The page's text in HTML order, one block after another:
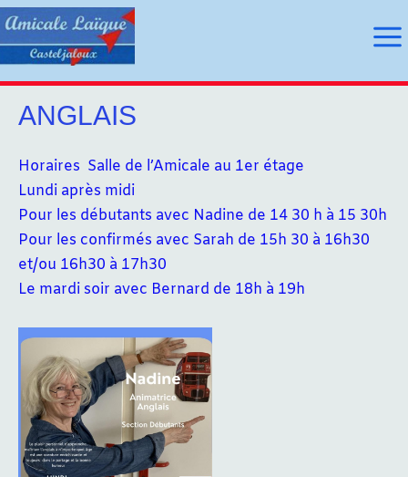
au
contenu
ANGLAIS
Horaires Salle de l’Amicale au 1er étage
Lundi après midi
Pour les débutants avec Nadine de 14 30 h à 15 30h
Pour les confirmés avec Sarah de 15h 30 à 16h30
et/ou 16h30 à 17h30
Le mardi soir avec Bernard de 18h à 19h